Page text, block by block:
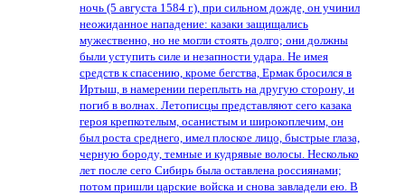
ночь (5 августа 1584 г.), при сильном дожде, он учинил
неожиданное нападение: казаки защищались
мужественно, но не могли стоять долго; они должны
были уступить силе и незапности удара. Не имея
средств к спасению, кроме бегства, Ермак бросился в
Иртыш, в намерении переплыть на другую сторону, и
погиб в волнах. Летописцы представляют сего казака
героя крепкотелым, осанистым и широкоплечим, он
был роста среднего, имел плоское лицо, быстрые глаза,
черную бороду, темные и кудрявые волосы. Несколько
лет после сего Сибирь была оставлена россиянами;
потом пришли царские войска и снова завладели ею. В